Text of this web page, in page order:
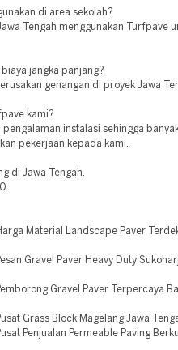
di area sekolah?
Tengah menggunakan Turfpave
jangka panjang?
genangan di proyek Jawa
kami?
pengalaman instalasi sehingga
pekerjaan kepada kami.
di Jawa Tengah.
Material Landscape Paver
Gravel Paver Heavy Duty
Gravel Paver Terpercaya
Grass Block Magelang Jawa
Penjualan Permeable Paving